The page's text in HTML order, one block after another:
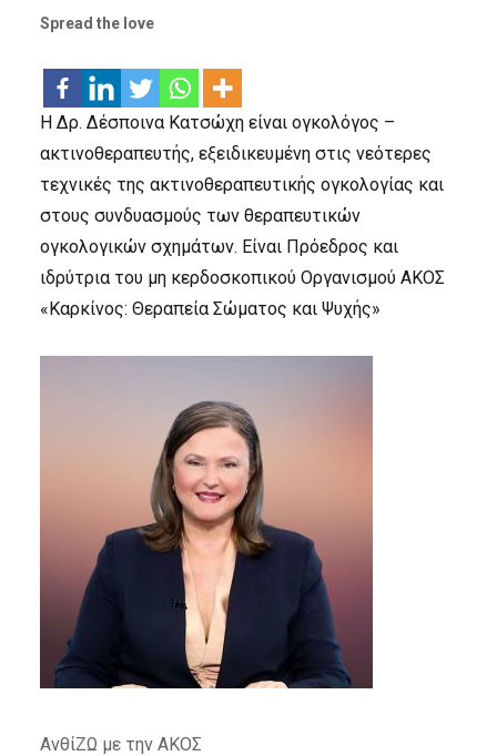
Spread the love
Η Δρ. Δέσποινα Κατσώχη είναι ογκολόγος –
ακτινοθεραπευτής, εξειδικευμένη στις νεότερες
τεχνικές της ακτινοθεραπευτικής ογκολογίας και
στους συνδυασμούς των θεραπευτικών
ογκολογικών σχημάτων. Είναι Πρόεδρος και
ιδρύτρια του μη κερδοσκοπικού Οργανισμού ΑΚΟΣ
«Καρκίνος: Θεραπεία Σώματος και Ψυχής»
ΑνθίΖΩ με την ΑΚΟΣ